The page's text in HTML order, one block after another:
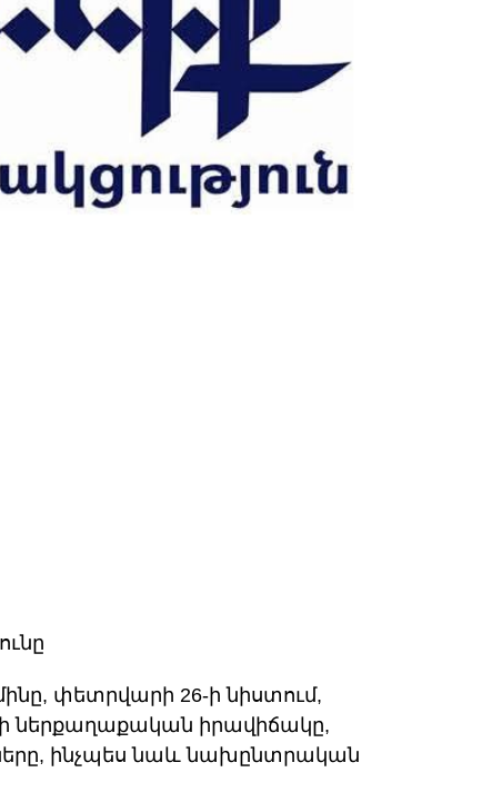
փետրվարի 26-ի նիստում,
ներքաղաքական իրավիճակը,
ինչպես նաև նախընտրական